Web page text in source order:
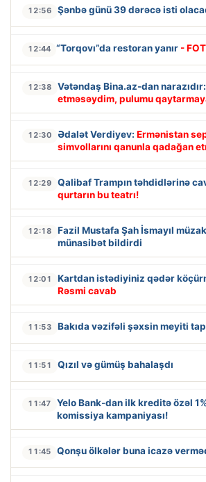
12:56 Şənbə günü 39 dərəcə isti
12:44 “Torqovı”da restoran yanır -
12:38 Vətəndaş Bina.az-dan narazıdır:
etməsəydim, pulumu
12:30 Ədalət Verdiyev: Ermənistan
simvollarını qanunla qadağan
12:29
Qalibaf Trampın təhdidlərinə
qurtarın bu teatrı!
12:18
Fazil Mustafa Şah İsmayıl
münasibət bildirdi
12:01 Kartdan istədiyiniz qədər
Rəsmi cavab
11:53 Bakıda vəzifəli şəxsin meyiti
11:51 Qızıl və gümüş bahalaşdı
11:47
Yelo Bank-dan ilk kreditə özəl
komissiya kampaniyası!
11:45 Qonşu ölkələr buna icazə